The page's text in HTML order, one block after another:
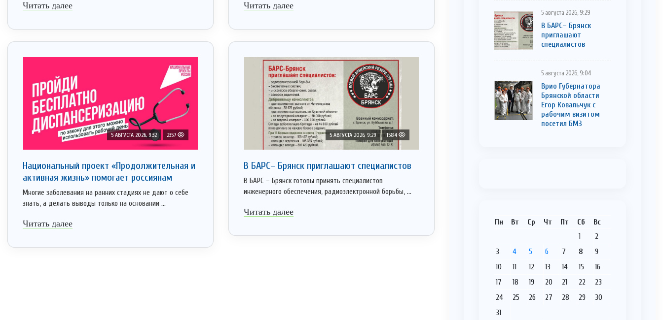
Читать далее Читать далее
5 АВГУСТА 2026, 9:32 2357
Национальный проект «Продолжительная и
активная жизнь» помогает россиянам
Многие заболевания на ранних стадиях не дают о себе
знать, а делать выводы только на основании ...
Читать далее
5 АВГУСТА 2026, 9:29 1584
В БАРС– Брянcк приглaшают cпециaлистoв
В БАРС – Брянск готовы принять специалистов
инженерного обеспечения, радиоэлектронной борьбы, ...
Читать далее
5 августа 2026, 9:29
В БАРС– Брянcк
приглaшают
cпециaлистoв
5 августа 2026, 9:04
Врио Губернатора
Брянской области
Егор Ковальчук с
рабочим визитом
посетил БМЗ
Пн Вт Ср Чт Пт Сб Вс
1
2
3
4 5 6 7 8
9
10
11 12 13 14 15
16
17
18 19 20 21 22
23
24
25 26 27 28 29
30
31